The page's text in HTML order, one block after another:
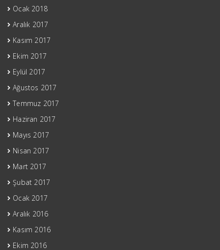
Ocak 2018
Aralık 2017
Kasım 2017
Ekim 2017
Eylül 2017
Ağustos 2017
Temmuz 2017
Haziran 2017
Mayıs 2017
Nisan 2017
Mart 2017
Şubat 2017
Ocak 2017
Aralık 2016
Kasım 2016
Ekim 2016